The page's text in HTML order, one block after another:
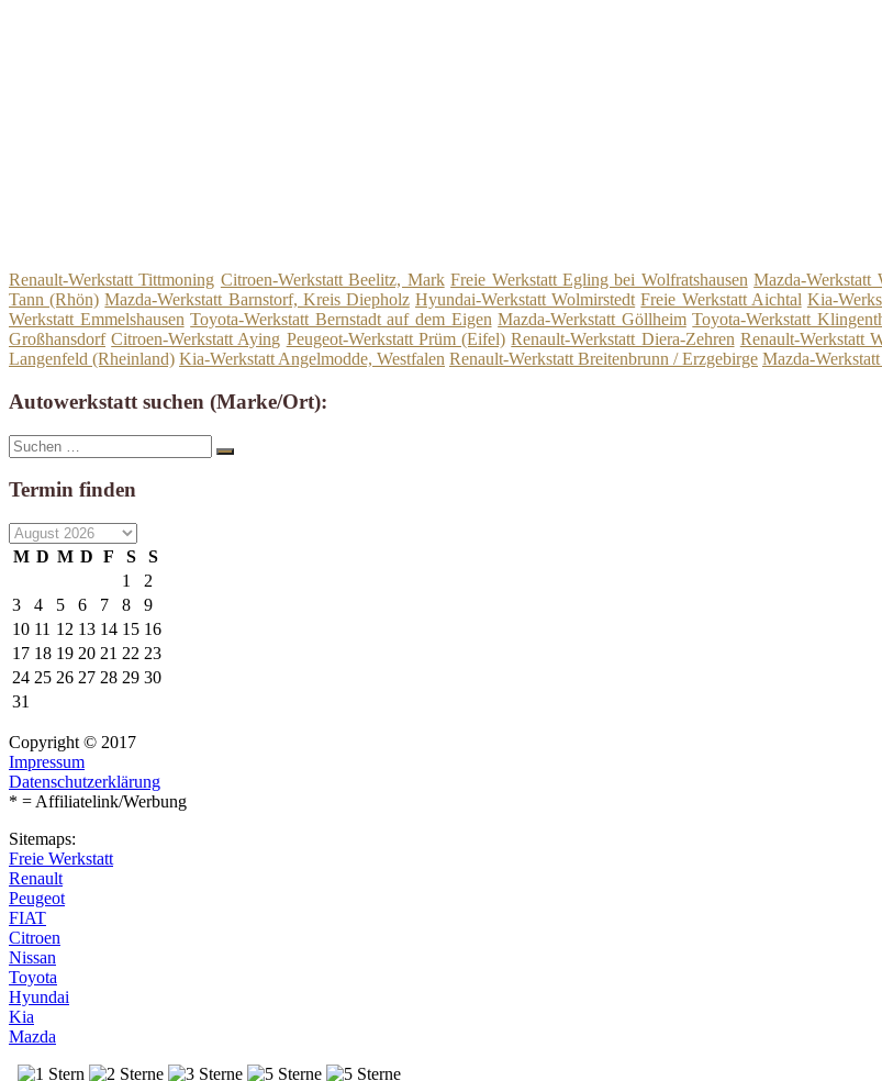
Renault-Werkstatt Tittmoning Citroen-Werkstatt Beelitz, Mark Freie Werkstatt Egling bei Wolfratshausen Mazda-Werkstatt
Tann (Rhön) Mazda-Werkstatt Barnstorf, Kreis Diepholz Hyundai-Werkstatt Wolmirstedt Freie Werkstatt Aichtal Kia-
Werkstatt Emmelshausen Toyota-Werkstatt Bernstadt auf dem Eigen Mazda-Werkstatt Göllheim Toyota-Werkstatt
Großhansdorf Citroen-Werkstatt Aying Peugeot-Werkstatt Prüm (Eifel) Renault-Werkstatt Diera-Zehren Renault-Werkstatt
Langenfeld (Rheinland) Kia-Werkstatt Angelmodde, Westfalen Renault-Werkstatt Breitenbrunn / Erzgebirge Mazda-
Autowerkstatt suchen (Marke/Ort):
Suche
nach:
Suchen
Termin finden
M D M D F S
S
1
2
3
4 5 6 7 8
9
10 11 12 13 14 15 16
17 18 19 20 21 22 23
24 25 26 27 28 29 30
31
Copyright © 2017
Impressum
Datenschutzerklärung
* = Affiliatelink/Werbung
Sitemaps:
Freie Werkstatt
Renault
Peugeot
FIAT
Citroen
Nissan
Toyota
Hyundai
Kia
Mazda